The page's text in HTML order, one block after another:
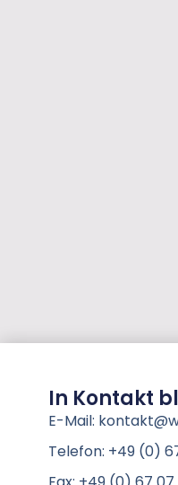
In Kontakt
E-Mail:
Telefon: +49 (0)